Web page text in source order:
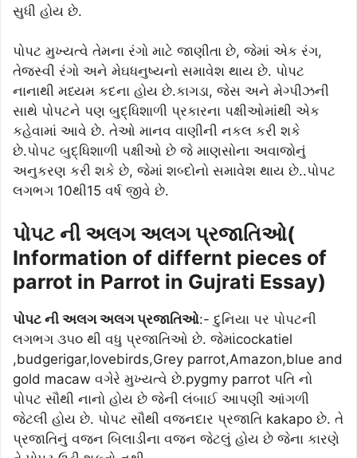
સુધી હોય છે.
પોપટ મુખ્યત્વે તેમના રંગો માટે જાણીતા છે, જેમાં એક રંગ,
તેજસ્વી રંગો અને મેઘધનુષ્યનો સમાવેશ થાય છે. પોપટ
નાનાથી મધ્યમ કદના હોય છે.કાગડા, જેસ અને મેગ્પીઝની
સાથે પોપટને પણ બુદ્ધિશાળી પ્રકારના પક્ષીઓમાંથી એક
કહેવામાં આવે છે. તેઓ માનવ વાણીની નકલ કરી શકે
છે.પોપટ બુદ્ધિશાળી પક્ષીઓ છે જે માણસોના અવાજોનું
અનુકરણ કરી શકે છે, જેમાં શબ્દોનો સમાવેશ થાય છે..પોપટ
લગભગ 10થી15 વર્ષ જીવે છે.
પોપટ ની અલગ અલગ પ્રજાતિઓ(
Information of differnt pieces of
parrot in Parrot in Gujrati Essay)
પોપટ ની અલગ અલગ પ્રજાતિઓ:- દુનિયા પર પોપટની
લગભગ ૩૫૦ થી વધુ પ્રજાતિઓ છે. જેમાંcockatiel
,budgerigar,lovebirds,Grey parrot,Amazon,blue and
gold macaw વગેરે મુખ્યત્વે છે.pygmy parrot પતિ નો
પોપટ સૌથી નાનો હોય છે જેની લંબાઈ આપણી આંગળી
જેટલી હોય છે. પોપટ સૌથી વજનદાર પ્રજાતિ kakapo છે. તે
પ્રજાતિનું વજન બિલાડીના વજન જેટલું હોય છે જેના કારણે